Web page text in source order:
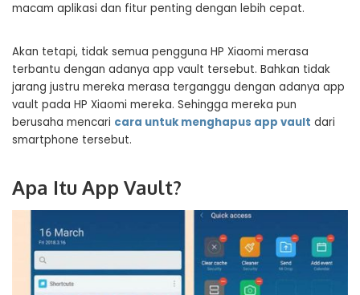
macam aplikasi dan fitur penting dengan lebih cepat.
Akan tetapi, tidak semua pengguna HP Xiaomi merasa
terbantu dengan adanya app vault tersebut. Bahkan tidak
jarang justru mereka merasa terganggu dengan adanya app
vault pada HP Xiaomi mereka. Sehingga mereka pun
berusaha mencari cara untuk menghapus app vault dari
smartphone tersebut.
Apa Itu App Vault?